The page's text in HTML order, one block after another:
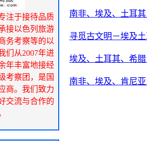
注于接待品质
接以色列旅游
务考察等的以
们从2007年进
年丰富地接经
考察团，是国
商。我们致力
交流与合作的
南非、埃及、土耳
寻觅古文明－埃及
埃及、土耳其、希
南非、埃及、肯尼